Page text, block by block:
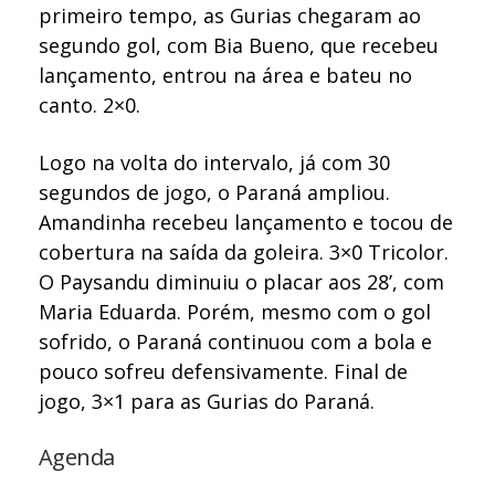
primeiro tempo, as Gurias chegaram ao
segundo gol, com Bia Bueno, que recebeu
lançamento, entrou na área e bateu no
canto. 2×0.
Logo na volta do intervalo, já com 30
segundos de jogo, o Paraná ampliou.
Amandinha recebeu lançamento e tocou de
cobertura na saída da goleira. 3×0 Tricolor.
O Paysandu diminuiu o placar aos 28’, com
Maria Eduarda. Porém, mesmo com o gol
sofrido, o Paraná continuou com a bola e
pouco sofreu defensivamente. Final de
jogo, 3×1 para as Gurias do Paraná.
Agenda